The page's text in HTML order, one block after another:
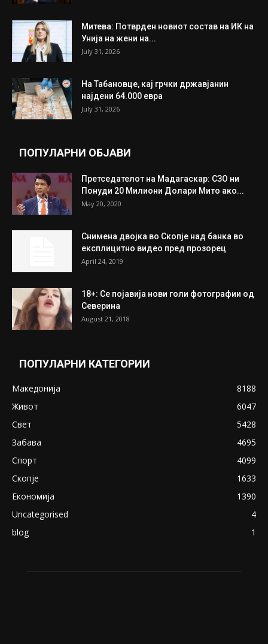
Митева: Потврден новиот состав на ИК на
Унија на жени на...
July 31, 2026
На Табановце, кај грчки државјанин
најдени 64.000 евра
July 31, 2026
ПОПУЛАРНИ ОБЈАВИ
Претседателот на Мадагаскар: СЗО ни
Понуди 20 Милиони Долари Мито ако...
May 20, 2020
Снимена двојка во Скопје над банка во
експлицитно видео пред прозорец
April 24, 2019
18+: Се појавија нови голи фотографии од
Северина
August 21, 2018
ПОПУЛАРНИ КАТЕГОРИИ
Македонија
8188
Живот
6047
Свет
5428
Забава
4695
Спорт
4099
Скопје
1633
Економија
1390
Uncategorised
4
blog
1